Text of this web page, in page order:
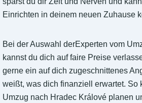
Einrichten in deinem neuen Zuhause
Bei der Auswahl derExperten vom
kannst du dich auf faire Preise
gerne ein auf dich zugeschnittenes
weißt, was dich finanziell erwartet. So
Umzug nach Hradec Králové planen